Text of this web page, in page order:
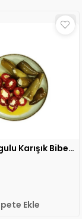
Peynir Dolgulu Karışık Biber 550 gr 1 ADET